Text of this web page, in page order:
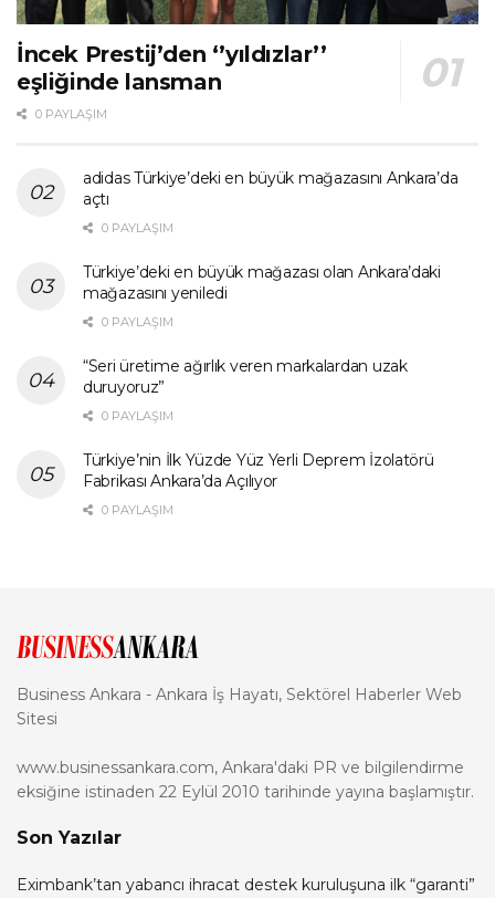
İncek Prestij’den ‘’yıldızlar’’
eşliğinde lansman
0 PAYLAŞIM
adidas Türkiye’deki en büyük mağazasını Ankara’da
açtı
0 PAYLAŞIM
Türkiye’deki en büyük mağazası olan Ankara’daki
mağazasını yeniledi
0 PAYLAŞIM
“Seri üretime ağırlık veren markalardan uzak
duruyoruz”
0 PAYLAŞIM
Türkiye’nin İlk Yüzde Yüz Yerli Deprem İzolatörü
Fabrikası Ankara’da Açılıyor
0 PAYLAŞIM
Business Ankara - Ankara İş Hayatı, Sektörel Haberler Web
Sitesi
www.businessankara.com, Ankara'daki PR ve bilgilendirme
eksiğine istinaden 22 Eylül 2010 tarihinde yayına başlamıştır.
Son Yazılar
Eximbank’tan yabancı ihracat destek kuruluşuna ilk “garanti”